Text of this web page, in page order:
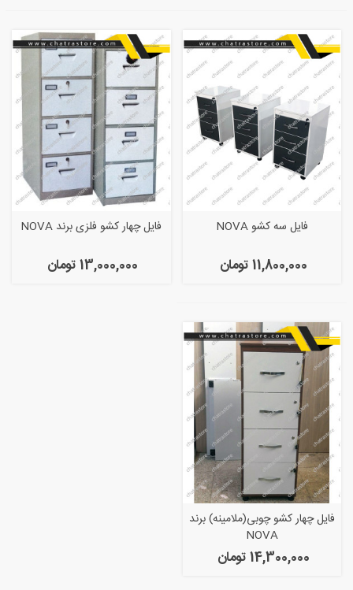
فایل سه کشو NOVA
11,800,000 تومان
فایل چهار کشو فلزی برند NOVA
13,000,000 تومان
فایل چهار کشو چوبی(ملامینه) برند
NOVA
14,300,000 تومان